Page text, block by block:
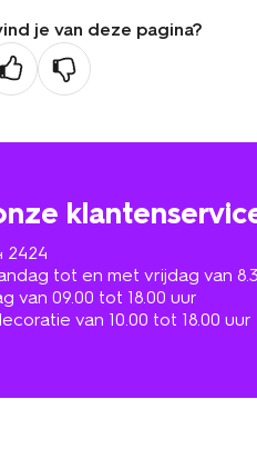
je van deze pagina?
2424
tot en met vrijdag van
van 09.00 tot 18.00 uur
van 10.00 tot 18.00 uur